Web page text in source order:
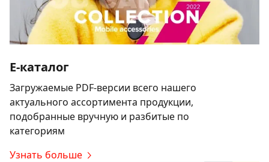
E-каталог
Загружаемые PDF-версии всего нашего
актуального ассортимента продукции,
подобранные вручную и разбитые по
категориям
Узнать больше